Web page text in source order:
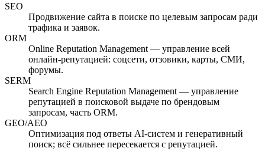
SEO
Продвижение сайта в поиске по целевым запросам ради
трафика и заявок.
ORM
Online Reputation Management — управление всей
онлайн-репутацией: соцсети, отзовики, карты, СМИ,
форумы.
SERM
Search Engine Reputation Management — управление
репутацией в поисковой выдаче по брендовым
запросам, часть ORM.
GEO/AEO
Оптимизация под ответы AI-систем и генеративный
поиск; всё сильнее пересекается с репутацией.